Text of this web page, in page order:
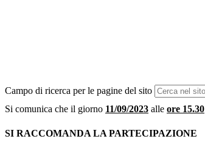
Campo di ricerca per le pagine del sito
Si comunica che il giorno 11/09/2023 alle ore 15.30
SI RACCOMANDA LA PARTECIPAZIONE